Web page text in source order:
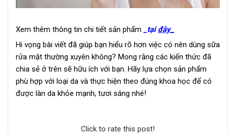
Xem thêm thông tin chi tiết sản phẩm _tạiđây_
Hi vọng bài viết đã giúp bạn hiểu rõ hơn việc có nên dùng sữa
rửa mặt thường xuyên không? Mong rằng các kiến thức đã
chia sẻ ở trên sẽ hữu ích với bạn. Hãy lựa chọn sản phẩm
phù hợp với loại da và thực hiện theo đúng khoa học để có
được làn da khỏe mạnh, tươi sáng nhé!
Click to rate this post!